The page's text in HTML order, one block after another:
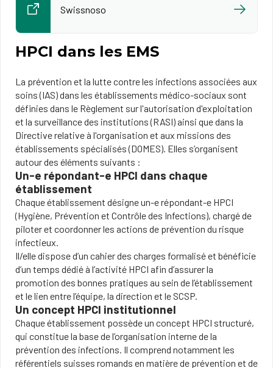
Swissnoso
HPCI dans les EMS
La prévention et la lutte contre les infections associées aux
soins (IAS) dans les établissements médico-sociaux sont
définies dans le Règlement sur l'autorisation d'exploitation
et la surveillance des institutions (RASI) ainsi que dans la
Directive relative à l'organisation et aux missions des
établissements spécialisés (DOMES). Elles s’organisent
autour des éléments suivants :
Un-e répondant-e HPCI dans chaque
établissement
Chaque établissement désigne un-e répondant-e HPCI
(Hygiène, Prévention et Contrôle des Infections), chargé de
piloter et coordonner les actions de prévention du risque
infectieux.
Il/elle dispose d’un cahier des charges formalisé et bénéficie
d’un temps dédié à l’activité HPCI afin d’assurer la
promotion des bonnes pratiques au sein de l’établissement
et le lien entre l’équipe, la direction et le SCSP.
Un concept HPCI institutionnel
Chaque établissement possède un concept HPCI structuré,
qui constitue la base de l’organisation interne de la
prévention des infections. Il comprend notamment les
référentiels suisses romands en matière de prévention et de